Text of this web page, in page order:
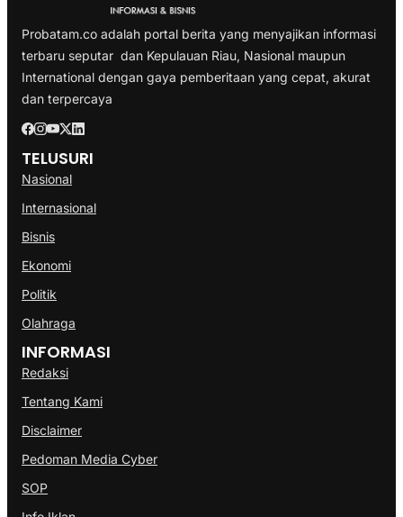
Probatam.co adalah portal berita yang menyajikan informasi
terbaru seputar dan Kepulauan Riau, Nasional maupun
International dengan gaya pemberitaan yang cepat, akurat
dan terpercaya
TELUSURI
Nasional
Internasional
Bisnis
Ekonomi
Politik
Olahraga
INFORMASI
Redaksi
Tentang Kami
Disclaimer
Pedoman Media Cyber
SOP